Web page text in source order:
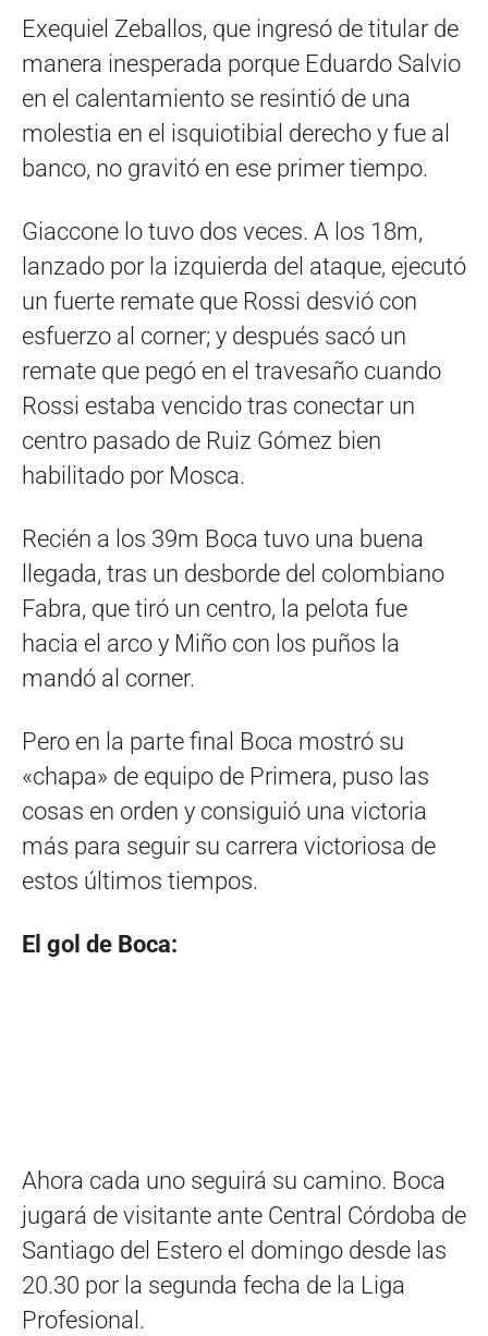
Exequiel Zeballos, que ingresó de titular de
manera inesperada porque Eduardo Salvio
en el calentamiento se resintió de una
molestia en el isquiotibial derecho y fue al
banco, no gravitó en ese primer tiempo.
Giaccone lo tuvo dos veces. A los 18m,
lanzado por la izquierda del ataque, ejecutó
un fuerte remate que Rossi desvió con
esfuerzo al corner; y después sacó un
remate que pegó en el travesaño cuando
Rossi estaba vencido tras conectar un
centro pasado de Ruiz Gómez bien
habilitado por Mosca.
Recién a los 39m Boca tuvo una buena
llegada, tras un desborde del colombiano
Fabra, que tiró un centro, la pelota fue
hacia el arco y Miño con los puños la
mandó al corner.
Pero en la parte final Boca mostró su
«chapa» de equipo de Primera, puso las
cosas en orden y consiguió una victoria
más para seguir su carrera victoriosa de
estos últimos tiempos.
El gol de Boca:
Ahora cada uno seguirá su camino. Boca
jugará de visitante ante Central Córdoba de
Santiago del Estero el domingo desde las
20.30 por la segunda fecha de la Liga
Profesional.